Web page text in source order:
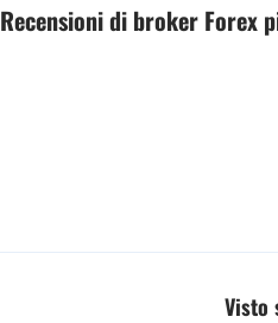
Recensioni di broker Forex
Visto